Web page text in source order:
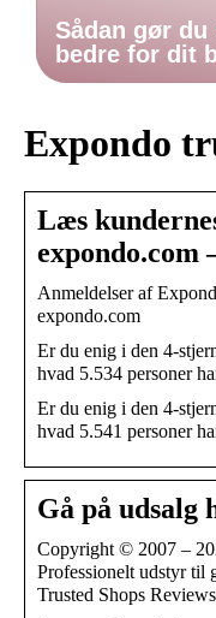
Sådan gør
bedre for dit
Expondo
Læs
expondo.com
Anmeldelser af
expondo.com
Er du enig i den 4-
hvad 5.534 personer
Er du enig i den 4-
hvad 5.541 personer
Gå på udsalg
Copyright © 2007 –
Professionelt udstyr til
Trusted Shops